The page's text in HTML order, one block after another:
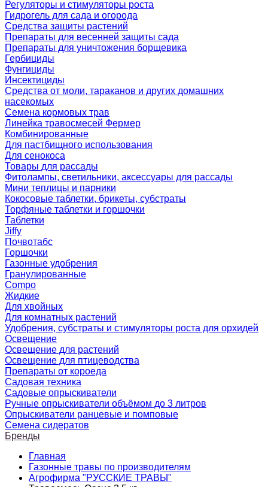
Регуляторы и стимуляторы роста
Гидрогель для сада и огорода
Средства защиты растений
Препараты для весенней защиты сада
Препараты для уничтожения борщевика
Гербициды
Фунгициды
Инсектициды
Средства от моли, тараканов и других домашних
насекомых
Семена кормовых трав
Линейка травосмесей Фермер
Комбинированные
Для пастбищного использования
Для сенокоса
Товары для рассады
Фитолампы, светильники, аксессуары для рассады
Мини теплицы и парники
Кокосовые таблетки, брикеты, субстраты
Торфяные таблетки и горшочки
Таблетки
Jiffy
Почвотабс
Горшочки
Газонные удобрения
Гранулированные
Compo
Жидкие
Для хвойных
Для комнатных растений
Удобрения, субстраты и стимуляторы роста для орхидей
Освещение
Освещение для растений
Освещение для птицеводства
Препараты от короеда
Садовая техника
Садовые опрыскиватели
Ручные опрыскиватели объёмом до 3 литров
Опрыскиватели ранцевые и помповые
Семена сидератов
Бренды
Главная
Газонные травы по производителям
Агрофирма "РУССКИЕ ТРАВЫ"